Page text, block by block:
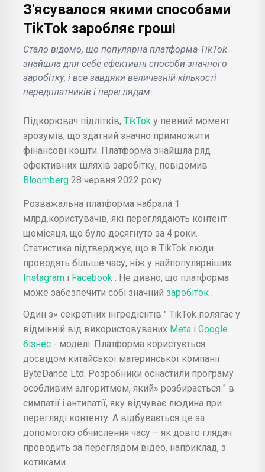
З'ясувалося якими способами
TikTok заробляє гроші
Стало відомо, що популярна платформа TikTok
знайшла для себе ефективні способи значного
заробітку, і все завдяки величезній кількості
передплатників і переглядам
Підкорювач підлітків, TikTok у певний момент
зрозумів, що здатний значно примножити
фінансові кошти. Платформа знайшла ряд
ефективних шляхів заробітку, повідомив
Bloomberg 28 червня 2022 року.
Розважальна платформа набрала 1
млрд.користувачів, які переглядають контент
щомісяця, що було досягнуто за 4 роки.
Статистика підтверджує, що в TikTok люди
проводять більше часу, ніж у найпопулярніших
Instagram і Facebook
. Не дивно, що платформа
може забезпечити собі значний заробіток
Один з» секретних інгредієнтів " TikTok полягає у
відмінній від використовуваних Meta і Google
бізнес - моделі. Платформа користується
досвідом китайської материнської компанії
ByteDance Ltd. Розробники оснастили програму
особливим алгоритмом, який» розбирається " в
симпатії і антипатії, яку відчуває людина при
перегляді контенту. А відбувається це за
допомогою обчислення часу – як довго глядач
проводить за переглядом відео, наприклад, з
котиками.